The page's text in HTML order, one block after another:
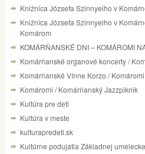
Knižnica Józsefa Szinnyeiho v
Knižnica Józsefa Szinnyeiho v
Komárom
KOMÁRŇANSKÉ DNI – KOMÁROMI
Komárňanské organové koncerty /
Komárňanské Vínne Korzo /
Komáromi / Komárňanský Jazzpiknik
Kultúra pre deti
Kultúra v meste
kulturapredeti.sk
Kultúrne podujatia Základnej